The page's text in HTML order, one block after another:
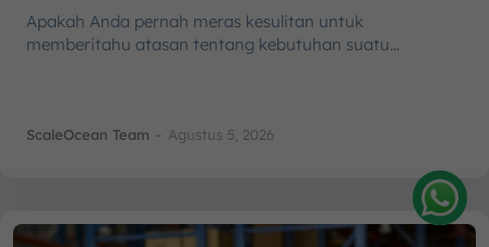
Apakah Anda pernah meras kesulitan untuk
memberitahu atasan tentang kebutuhan suatu...
ScaleOcean Team - Agustus 5, 2026
Amelia